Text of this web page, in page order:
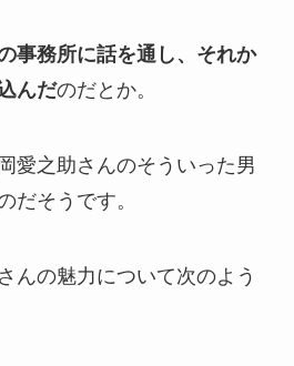
事務所に話を通し、それか
んだのだとか。
愛之助さんのそういった男
だそうです。
んの魅力について次のよう